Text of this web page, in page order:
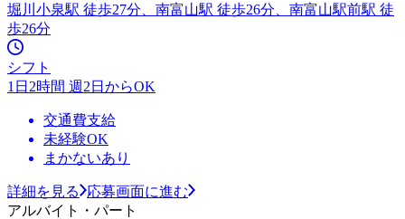
堀川小泉駅 徒歩27分、南富山駅 徒歩26分、南富山駅前駅 徒
歩26分
シフト
1日2時間 週2日からOK
交通費支給
未経験OK
まかないあり
詳細を見る
応募画面に進む
アルバイト・パート